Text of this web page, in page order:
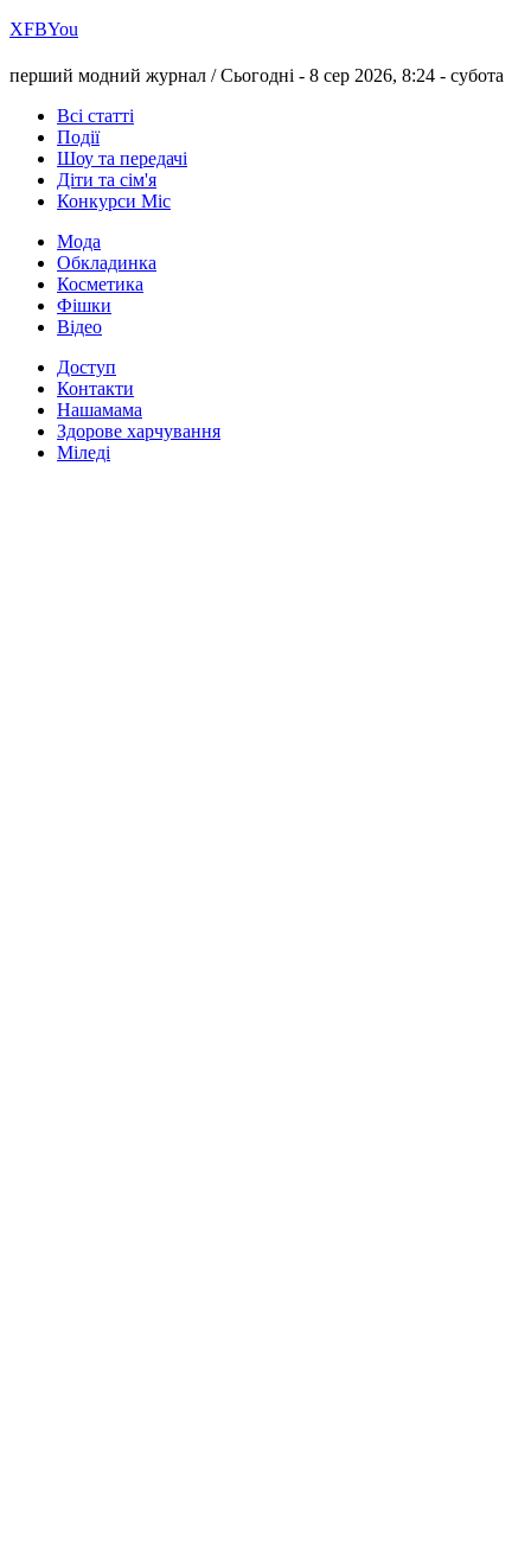
ХFBYou
перший модний журнал /Сьогодні - 8 сер 2026, 8:24 - субота
Всі статті
Події
Шоу та передачі
Діти та сім'я
Конкурси Міс
Мода
Обкладинка
Косметика
Фішки
Відео
Доступ
Контакти
Нашамама
Здорове харчування
Міледі